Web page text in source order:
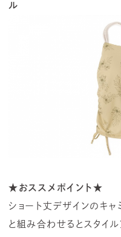
ル
★おススメポイント★
ショート丈デザインのキャ
と組み合わせるとスタイ